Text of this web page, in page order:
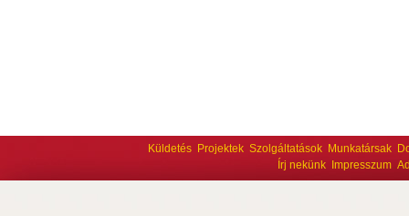
Küldetés Projektek Szolgáltatások Munkatársak
Írj nekünk
Impresszum